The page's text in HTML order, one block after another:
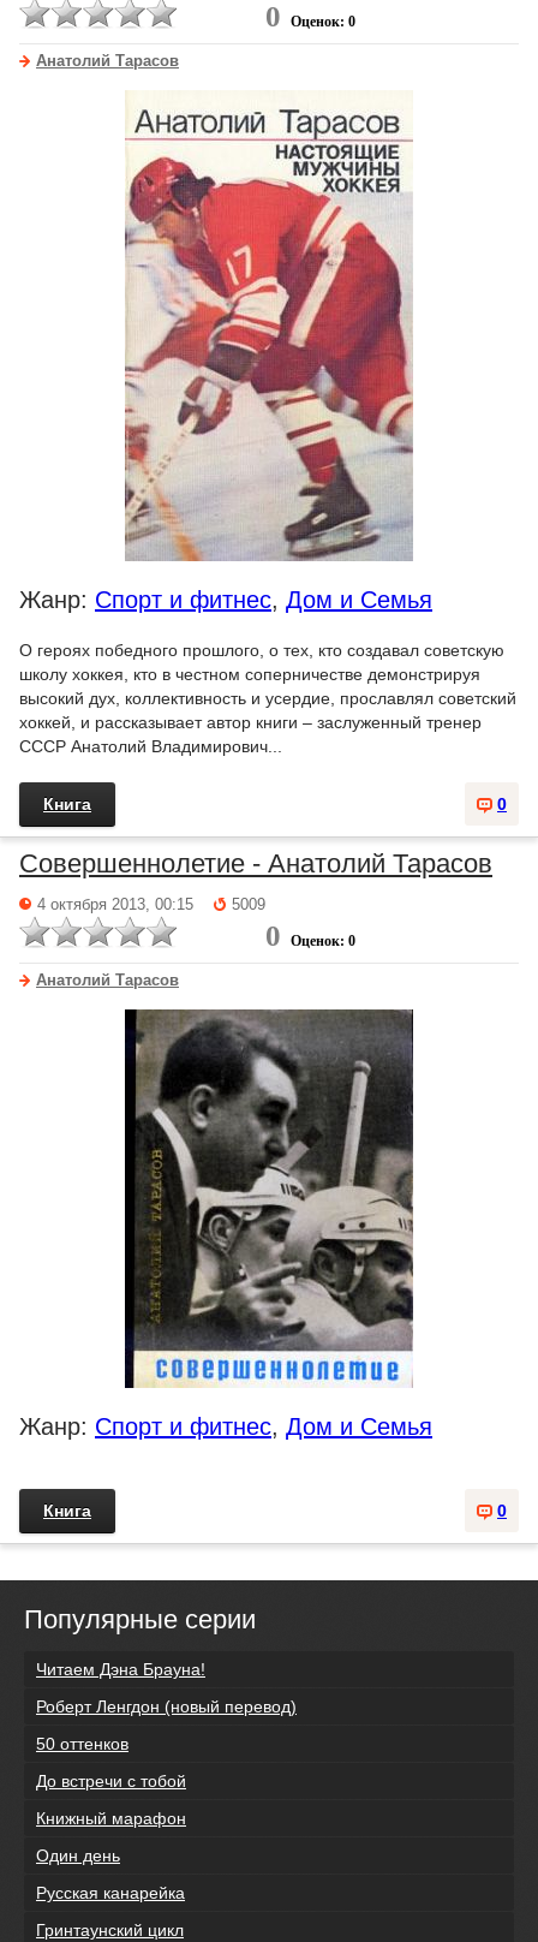
0 Оценок: 0
Анатолий Тарасов
Жанр: Спорт и фитнес, Дом и Семья
О героях победного прошлого, о тех, кто создавал советскую
школу хоккея, кто в честном соперничестве демонстрируя
высокий дух, коллективность и усердие, прославлял советский
хоккей, и рассказывает автор книги – заслуженный тренер
СССР Анатолий Владимирович...
0
Книга
Совершеннолетие - Анатолий Тарасов
4 октября 2013, 00:15 5009
0 Оценок: 0
Анатолий Тарасов
Жанр: Спорт и фитнес, Дом и Семья
0
Книга
Популярные серии
Читаем Дэна Брауна!
Роберт Ленгдон (новый перевод)
50 оттенков
До встречи с тобой
Книжный марафон
Один день
Русская канарейка
Гринтаунский цикл